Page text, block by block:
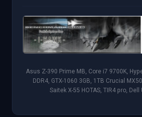
Asus Z-390 Prime MB, Core i7 9700K,
DDR4, GTX-1060 3GB, 1TB Crucial
Saitek X-55 HOTAS, TIR4 pro,